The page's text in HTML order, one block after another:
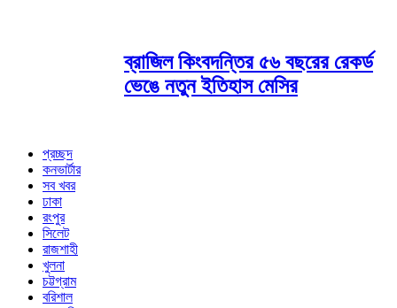
ব্রাজিল কিংবদন্তির ৫৬ বছরের রেকর্ড
ভেঙে নতুন ইতিহাস মেসির
প্রচ্ছদ
কনভার্টার
সব খবর
ঢাকা
রংপুর
সিলেট
রাজশাহী
খুলনা
চট্টগ্রাম
বরিশাল